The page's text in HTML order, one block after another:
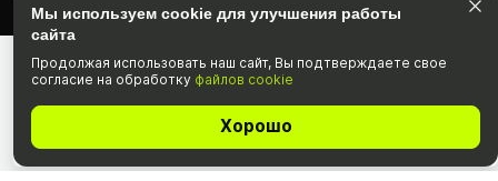
Мы используем cookie для улучшения работы
сайта
Продолжая использовать наш cайт, Вы подтвержда­ете свое
согласие на обработку файлов cookie
Хорошо